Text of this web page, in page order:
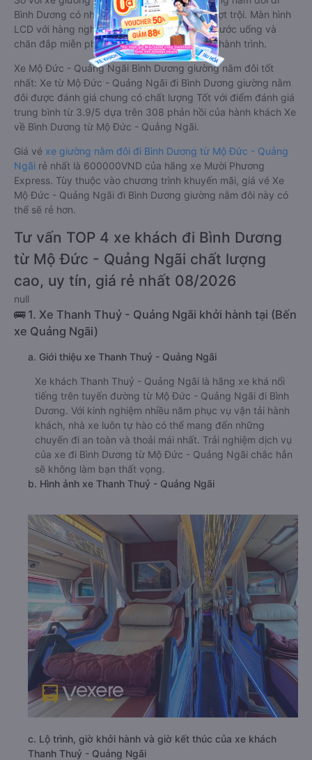
Bình Dương có nhiều ưu điểm và tiện nghi vượt trội. Màn hình
LCD với hàng nghìn bộ phim giải trí, wifi, và nước uống và
chăn đắp miễn phí phục vụ hành khách suốt hành trình.
Xe Mộ Đức - Quảng Ngãi Bình Dương giường nằm đôi tốt
nhất: Xe từ Mộ Đức - Quảng Ngãi đi Bình Dương giường nằm
đôi được đánh giá chung có chất lượng Tốt với điểm đánh giá
trung bình từ 3.9/5 dựa trên 308 phản hồi của hành khách Xe
về Bình Dương từ Mộ Đức - Quảng Ngãi.
Giá vé xe giường nằm đôi đi Bình Dương từ Mộ Đức - Quảng
Ngãi rẻ nhất là 600000VND của hãng xe Mười Phương
Express. Tùy thuộc vào chương trình khuyến mãi, giá vé Xe
Mộ Đức - Quảng Ngãi đi Bình Dương giường nằm đôi này có
thể sẽ rẻ hơn.
Tư vấn TOP 4 xe khách đi Bình Dương
từ Mộ Đức - Quảng Ngãi chất lượng
cao, uy tín, giá rẻ nhất 08/2026
null
🚌 1. Xe Thanh Thuỷ - Quảng Ngãi khởi hành tại (Bến
xe Quảng Ngãi)
a. Giới thiệu xe Thanh Thuỷ - Quảng Ngãi
Xe khách Thanh Thuỷ - Quảng Ngãi là hãng xe khá nổi
tiếng trên tuyến đường từ Mộ Đức - Quảng Ngãi đi Bình
Dương. Với kinh nghiệm nhiều năm phục vụ vận tải hành
khách, nhà xe luôn tự hào có thể mang đến những
chuyến đi an toàn và thoải mái nhất. Trải nghiệm dịch vụ
của xe đi Bình Dương từ Mộ Đức - Quảng Ngãi chắc hẳn
sẽ không làm bạn thất vọng.
b. Hình ảnh xe Thanh Thuỷ - Quảng Ngãi
c. Lộ trình, giờ khởi hành và giờ kết thúc của xe khách
Thanh Thuỷ - Quảng Ngãi